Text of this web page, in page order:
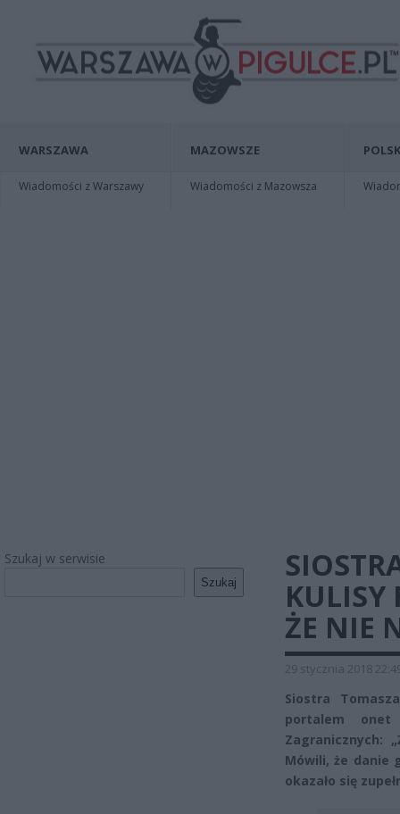
WARSZAWA
Wiadomości z Warszawy
MAZOWSZE
Wiadomości z Mazowsza
Szukaj w serwisie
Szukaj
KULISY
ŻE NIE
29 stycznia 2018
Siostra
portalem
Zagranicznych:
Mówili, że danie
okazało się